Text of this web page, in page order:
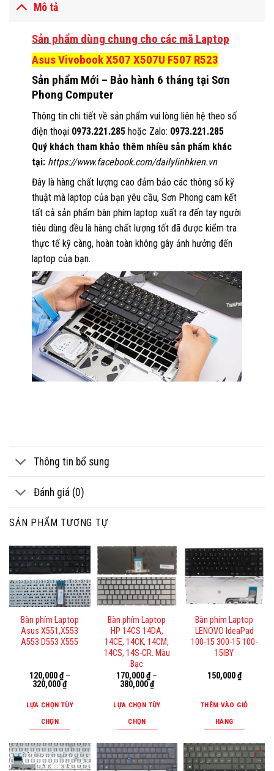
Mô tả
Sản phẩm dùng chung cho các mã Laptop
Asus Vivobook X507 X507U F507 R523
Sản phẩm Mới – Bảo hành 6 tháng tại Sơn
Phong Computer
Thông tin chi tiết về sản phẩm vui lòng liên hệ theo số
điện thoại 0973.221.285hoặc Zalo: 0973.221.285
Quý khách tham khảo thêm nhiều sản phẩm khác
tại: https://www.facebook.com/dailylinhkien.vn
Đây là hàng chất lượng cao đảm bảo các thông số kỹ
thuật mà laptop của bạn yêu cầu, Sơn Phong cam kết
tất cả sản phẩm bàn phím laptop xuất ra đến tay người
tiêu dùng đều là hàng chất lượng tốt đã được kiểm tra
thực tế kỹ càng, hoàn toàn không gây ảnh hưởng đến
laptop của bạn.
Thông tin bổ sung
Đánh giá (0)
SẢN PHẨM TƯƠNG TỰ
Bàn phím Laptop
Asus X551,X553
A553 D553 X555
120,000₫–
320,000₫
LỰA CHỌN TÙY
CHỌN
phẩm
này
Bàn phím Laptop
HP 14CS 14DA,
14CE, 14CK, 14CM,
14CS, 14S-CR. Màu
Bạc
170,000₫–
380,000₫
LỰA CHỌN TÙY
CHỌN
phẩm
này
Bàn phím Laptop
LENOVO IdeaPad
100-15 300-15 100-
15IBY
150,000₫
THÊM VÀO GIỎ
HÀNG